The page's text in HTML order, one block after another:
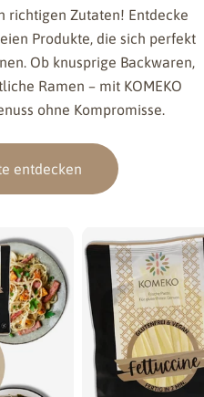
richtigen Zutaten! Entdecke
Produkte, die sich perfekt
Ob knusprige Backwaren,
Ramen – mit KOMEKO
ohne Kompromisse.
entdecken